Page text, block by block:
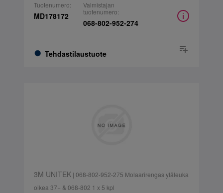
Tuotenumero:
MD178172
Tehdastilaustuote
Valmistajan
tuotenumero:
068-802-952-274
3M UNITEK| 068-802-952-275 Molaarirengas yläleuka
oikea 37+ & 068-802 1 x 5 kpl